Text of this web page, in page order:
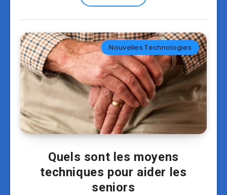
Nouvelles Technologies
Quels sont les moyens
techniques pour aider les
seniors